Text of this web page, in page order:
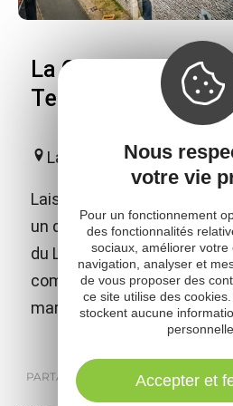
La Cavalerie -
Templier et
La Cavalerie
Laissez-vous conter
un des cinq villages
du Larzac. Un saut dans le
comprendre l'histoire de
marqué par
PARTAGER : E-MAIL
Nous
votre vie
Pour un fonctionnement
des fonctionnalités
sociaux, améliorer votre
navigation, analyser et
de vous proposer des
ce site utilise des
stockent aucune
personnelle.
Accepter et